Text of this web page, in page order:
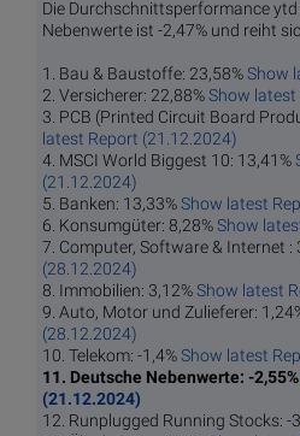
Die Durchschnittsperformance
Nebenwerte ist -2,47% und reiht
1. Bau & Baustoffe: 23,58%Show
2. Versicherer: 22,88%Show latest
3. PCB (Printed Circuit Board
latest Report (21.12.2024)
4. MSCI World Biggest 10: 13,41%
(21.12.2024)
5. Banken: 13,33%Show latest
6. Konsumgüter: 8,28%Show
7. Computer, Software & Internet :
(28.12.2024)
8. Immobilien: 3,12%Show latest
9. Auto, Motor und Zulieferer:
(28.12.2024)
10. Telekom: -1,4%Show latest
11. Deutsche Nebenwerte: -2,55%
(21.12.2024)
12. Runplugged Running Stocks: -